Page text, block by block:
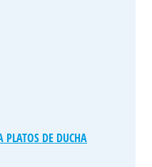
PLATOS DE DUCHA